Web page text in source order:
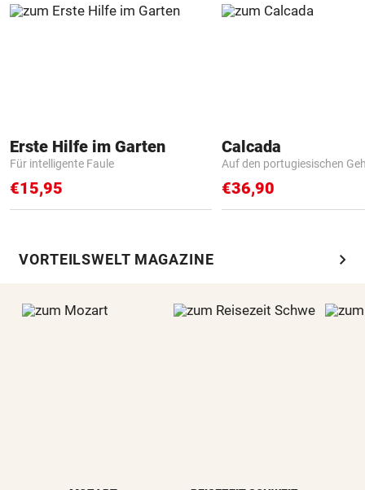
Erste Hilfe im Garten
Für intelligente Faule
€15,95
Calcada
Auf den portugiesischen
€36,90
VORTEILSWELT MAGAZINE chevron_right